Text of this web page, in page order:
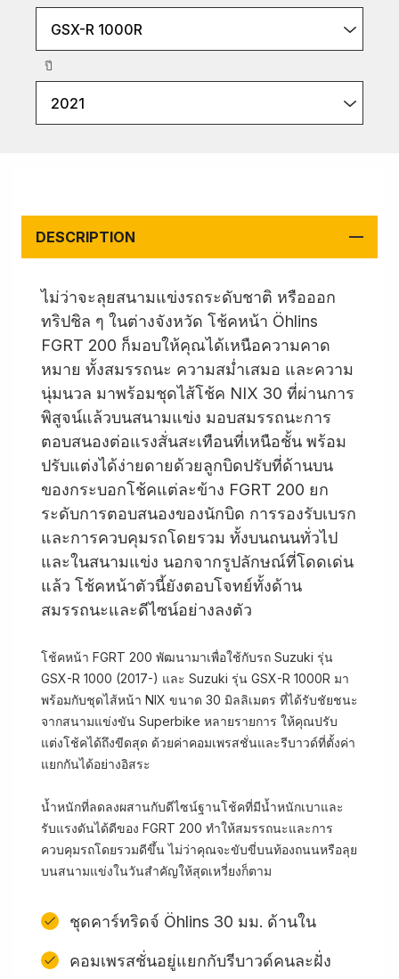
GSX-R 1000R
ปี
2021
DESCRIPTION
ไม่ว่าจะลุยสนามแข่งรถระดับชาติ หรือออก
ทริปชิล ๆ ในต่างจังหวัด โช้คหน้า Öhlins
FGRT 200 ก็มอบให้คุณได้เหนือความคาด
หมาย ทั้งสมรรถนะ ความสม่ำเสมอ และความ
นุ่มนวล มาพร้อมชุดไส้โช้ค NIX 30 ที่ผ่านการ
พิสูจน์แล้วบนสนามแข่ง มอบสมรรถนะการ
ตอบสนองต่อแรงสั่นสะเทือนที่เหนือชั้น พร้อม
ปรับแต่งได้ง่ายดายด้วยลูกบิดปรับที่ด้านบน
ของกระบอกโช้คแต่ละข้าง FGRT 200 ยก
ระดับการตอบสนองของนักบิด การรองรับเบรก
และการควบคุมรถโดยรวม ทั้งบนถนนทั่วไป
และในสนามแข่ง นอกจากรูปลักษณ์ที่โดดเด่น
แล้ว โช้คหน้าตัวนี้ยังตอบโจทย์ทั้งด้าน
สมรรถนะและดีไซน์อย่างลงตัว
โช้คหน้า FGRT 200 พัฒนามาเพื่อใช้กับรถ Suzuki รุ่น
GSX-R 1000 (2017-) และ Suzuki รุ่น GSX-R 1000R มา
พร้อมกับชุดไส้หน้า NIX ขนาด 30 มิลลิเมตร ที่ได้รับชัยชนะ
จากสนามแข่งขัน Superbike หลายรายการ ให้คุณปรับ
แต่งโช้คได้ถึงขีดสุด ด้วยค่าคอมเพรสชั่นและรีบาวด์ที่ตั้งค่า
แยกกันได้อย่างอิสระ
น้ำหนักที่ลดลงผสานกับดีไซน์ฐานโช้คที่มีน้ำหนักเบาและ
รับแรงดันได้ดีของ FGRT 200 ทำให้สมรรถนะและการ
ควบคุมรถโดยรวมดีขึ้น ไม่ว่าคุณจะขับขี่บนท้องถนนหรือลุย
บนสนามแข่งในวันสำคัญให้สุดเหวี่ยงก็ตาม
ชุดคาร์ทริดจ์ Öhlins 30 มม. ด้านใน
คอมเพรสชั่นอยู่แยกกับรีบาวด์คนละฝั่ง